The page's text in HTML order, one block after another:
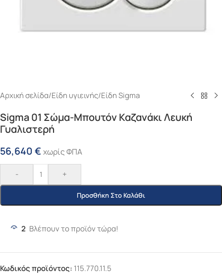
Αρχική σελίδα/Είδη υγιεινής/Είδη Sigma
Sigma 01 Σώμα-Μπουτόν Καζανάκι Λευκή
Γυαλιστερή
56,640€ χωρίς ΦΠΑ
- +
Προσθήκη Στο Καλάθι
2 Βλέπουν το προϊόν τώρα!
Κωδικός προϊόντος: 115.770.11.5